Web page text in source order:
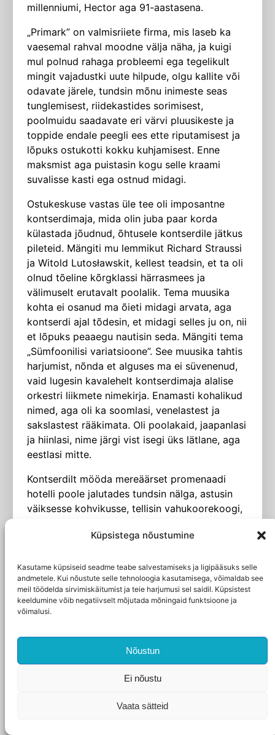
Küpsistega nõustumine
Kasutame küpsiseid seadme teabe salvestamiseks ja ligipääsuks selle
andmetele. Kui nõustute selle tehnoloogia kasutamisega, võimaldab see
meil töödelda sirvimiskäitumist ja teie harjumusi sel saidil. Küpsistest
keeldumine võib negatiivselt mõjutada mõningaid funktsioone ja
võimalusi.
Nõustun
Ei nõustu
Vaata sätteid
millenniumi, Hector aga 91-aastasena.
„Primark” on valmisriiete firma, mis laseb ka
vaesemal rahval moodne välja näha, ja kuigi
mul polnud rahaga probleemi ega tegelikult
mingit vajadustki uute hilpude, olgu kallite või
odavate järele, tundsin mõnu inimeste seas
tunglemisest, riidekastides sorimisest,
poolmuidu saadavate eri värvi pluusikeste ja
toppide endale peegli ees ette riputamisest ja
lõpuks ostukotti kokku kuhjamisest. Enne
maksmist aga puistasin kogu selle kraami
suvalisse kasti ega ostnud midagi.
Ostukeskuse vastas üle tee oli imposantne
kontserdimaja, mida olin juba paar korda
külastada jõudnud, õhtusele kontserdile jätkus
pileteid. Mängiti mu lemmikut Richard Straussi
ja Witold Lutosławskit, kellest teadsin, et ta oli
olnud tõeline kõrgklassi härrasmees ja
välimuselt erutavalt poolalik. Tema muusika
kohta ei osanud ma õieti midagi arvata, aga
kontserdi ajal tõdesin, et midagi selles ju on, nii
et lõpuks peaaegu nautisin seda. Mängiti tema
„Sümfoonilisi variatsioone”. See muusika tahtis
harjumist, nõnda et alguses ma ei süvenenud,
vaid lugesin kavalehelt kontserdimaja alalise
orkestri liikmete nimekirja. Enamasti kohalikud
nimed, aga oli ka soomlasi, venelastest ja
sakslastest rääkimata. Oli poolakaid, jaapanlasi
ja hiinlasi, nime järgi vist isegi üks lätlane, aga
eestlasi mitte.
Kontserdilt mööda mereäärset promenaadi
hotelli poole jalutades tundsin nälga, astusin
väiksesse kohvikusse, tellisin vahukoorekoogi,
kümme sentimeetrit paks ja kaneeliga üle
lumiseid, liivaga üleriputatud kõnni­teid, ja
topeltespresso. Kell oli pool üksteist õhtul.
Teadsin küll, et espresso ja priske kook ei lase
hästi uinuda, aga maitsevad ju head.
Hotellitoa laes tukkus suur sinkjasmust
putukas. Ma ei hakanud uurima, kes ta on,
paistis nagu sitasitikas. Need teatavasti
inimeste vastu huvi ei tunne. Kuigi mine tea,
kirjutanud. Aga see siin polnud kindlasti